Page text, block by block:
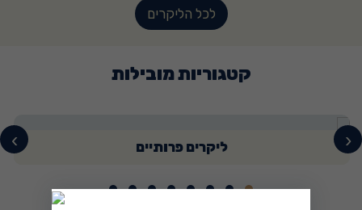
לכל הליקרים
קטגוריות מובילות
ליקרים פרותיים ‹
›